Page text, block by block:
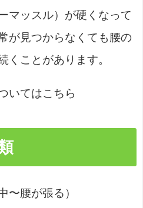
マッスル）が硬くなって
が見つからなくても腰の
くことがあります。
いてはこちら
〜腰が張る）